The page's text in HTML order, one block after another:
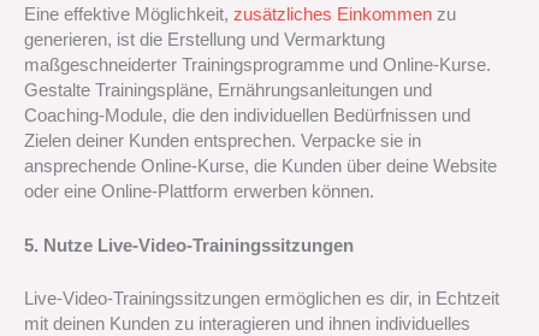
Eine effektive Möglichkeit, zusätzliches Einkommen zu
generieren, ist die Erstellung und Vermarktung
maßgeschneiderter Trainingsprogramme und Online-Kurse.
Gestalte Trainingspläne, Ernährungsanleitungen und
Coaching-Module, die den individuellen Bedürfnissen und
Zielen deiner Kunden entsprechen. Verpacke sie in
ansprechende Online-Kurse, die Kunden über deine Website
oder eine Online-Plattform erwerben können.
5. Nutze Live-Video-Trainingssitzungen
Live-Video-Trainingssitzungen ermöglichen es dir, in Echtzeit
mit deinen Kunden zu interagieren und ihnen individuelles